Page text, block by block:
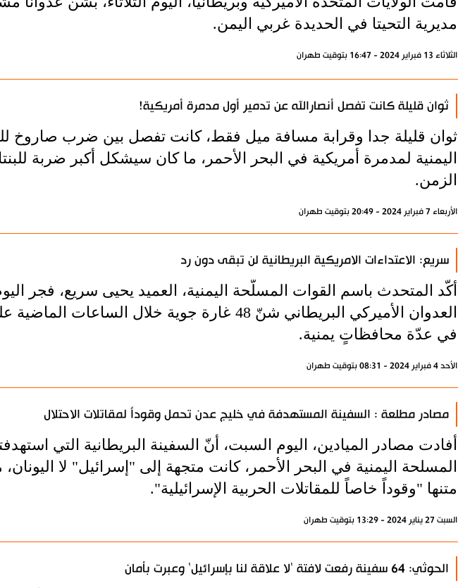
مديرية التحيتا في الحديدة غربي اليمن.
الثلاثاء 13 فبراير 2024 - 16:47 بتوقيت طهران
ثوان قليلة كانت تفصل أنصارالله عن تدمير أول مدمرة أمريكية!
ثوان قليلة جدا وقرابة مسافة ميل فقط، كانت تفصل بين ضرب صاروخ
اليمنية لمدمرة أمريكية في البحر الأحمر، ما كان سيشكل أكبر ضربة
الزمن.
الأربعاء 7 فبراير 2024 - 20:49 بتوقيت طهران
سريع: الاعتداءات الامريكية البريطانية لن تبقى دون رد
أكّد المتحدث باسم القوات المسلّحة اليمنية، العميد يحيى سريع، فجر
العدوان الأميركي البريطاني شنّ 48 غارة جوية خلال
في عدّة محافظاتٍ يمنية.
الأحد 4 فبراير 2024 - 08:31 بتوقيت طهران
مصادر مطلعة : السفينة المستهدفة في خليج عدن تحمل وقوداً لمقاتلات الاحتلال
أفادت مصادر الميادين، اليوم السبت، أنّ السفينة البريطانية التي
المسلحة اليمنية في البحر الأحمر، كانت متجهة إلى "إسرائيل" لا
متنها "وقوداً خاصاً للمقاتلات الحربية الإسرائيلية".
السبت 27 يناير 2024 - 13:29 بتوقيت طهران
الحوثي: 64 سفينة رفعت لافتة 'لا علاقة لنا بإسرائيل' وعبرت بأمان